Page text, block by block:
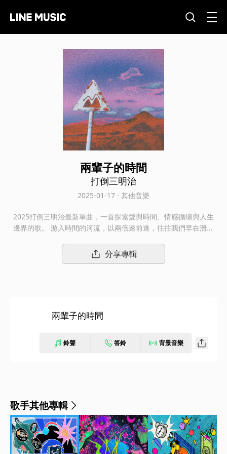
兩輩子的時間
打倒三明治
2025-01-17 · 其他音樂
2025打倒三明治最新單曲，一首探索愛與時間、情感循環與人生
邊界的歌。 游入時間的河流，以兩倍速前進，往往我們早在潛意
不知不覺就過了兩輩子的時間…...
分享專輯
兩輩子的時間
鈴聲 答鈴 背景音樂
歌手其他專輯